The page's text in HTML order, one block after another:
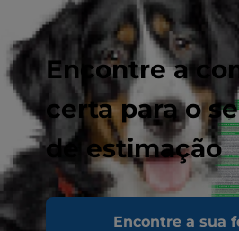
Encontre a
certa para o
de estimação
Encontre a sua